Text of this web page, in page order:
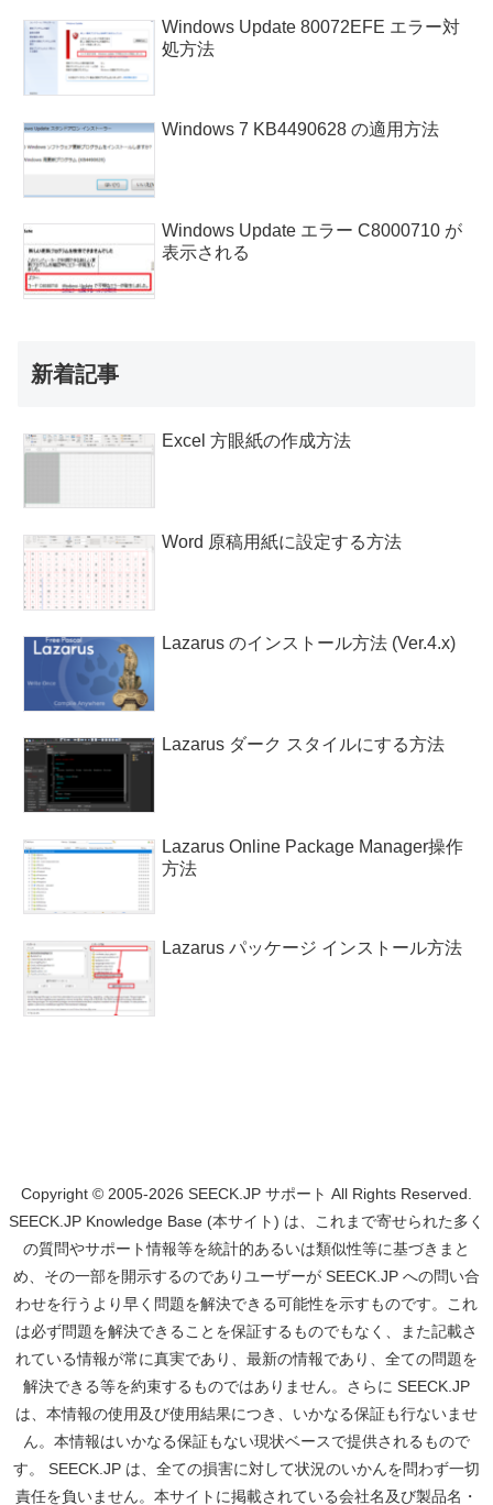
Windows Update 80072EFE エラー対
処方法
Windows 7 KB4490628 の適用方法
Windows Update エラー C8000710 が
表示される
新着記事
Excel 方眼紙の作成方法
Word 原稿用紙に設定する方法
Lazarus のインストール方法 (Ver.4.x)
Lazarus ダーク スタイルにする方法
Lazarus Online Package Manager操作
方法
Lazarus パッケージ インストール方法
Copyright © 2005-2026 SEECK.JP サポート All Rights Reserved.
SEECK.JP Knowledge Base (本サイト) は、これまで寄せられた多く
の質問やサポート情報等を統計的あるいは類似性等に基づきまと
め、その一部を開示するのでありユーザーが SEECK.JP への問い合
わせを行うより早く問題を解決できる可能性を示すものです。これ
は必ず問題を解決できることを保証するものでもなく、また記載さ
れている情報が常に真実であり、最新の情報であり、全ての問題を
解決できる等を約束するものではありません。さらに SEECK.JP
は、本情報の使用及び使用結果につき、いかなる保証も行ないませ
ん。本情報はいかなる保証もない現状ベースで提供されるもので
す。 SEECK.JP は、全ての損害に対して状況のいかんを問わず一切
責任を負いません。本サイトに掲載されている会社名及び製品名・